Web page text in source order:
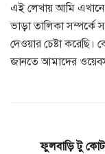
এই লেখায় আমি
ভাড়া তালিকা সম্পর্কে
দেওয়ার চেষ্টা
জানতে আমাদের
ফুলবাড়ি টু কোট